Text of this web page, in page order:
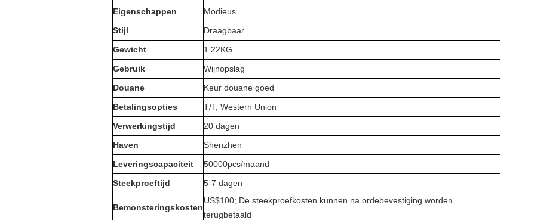
Eigenschappen
Modieus
Stijl
Draagbaar
Gewicht
1.22KG
Gebruik
Wijnopslag
Douane
Keur douane goed
Betalingsopties
T/T, Western Union
Verwerkingstijd
20 dagen
Haven
Shenzhen
Leveringscapaciteit
50000pcs/maand
Steekproeftijd
5-7 dagen
Bemonsteringskosten
US$100; De steekproefkosten kunnen na ordebevestiging worden
terugbetaald